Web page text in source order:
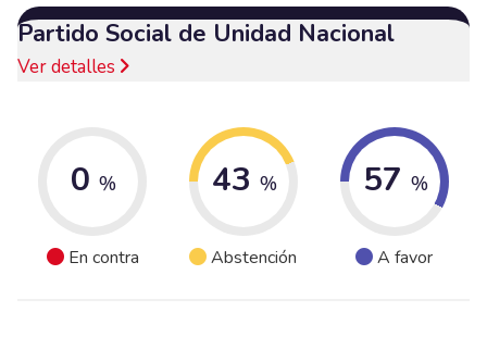
Partido Social de Unidad Nacional
Ver detalles
0 %
En contra
43 %
Abstención
57 %
A favor